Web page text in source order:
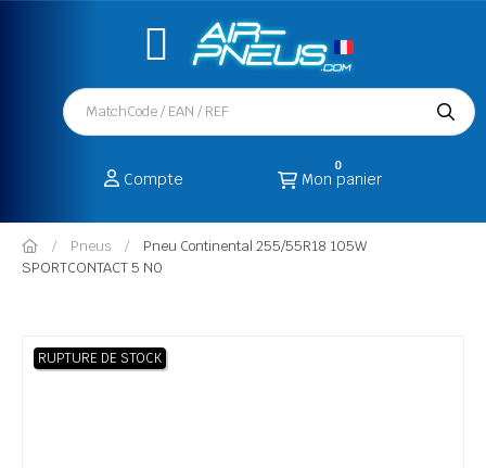
Compte Mon panier
0
Pneus
Pneu Continental 255/55R18 105W
SPORTCONTACT 5 N0
RUPTURE DE STOCK